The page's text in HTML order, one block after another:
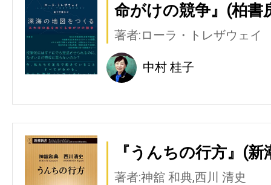
命がけの競争』(柏書
著者:ローラ・トレザウェイ
中村 桂子
『うんちの行方』(新
著者:神舘 和典,西川 清史